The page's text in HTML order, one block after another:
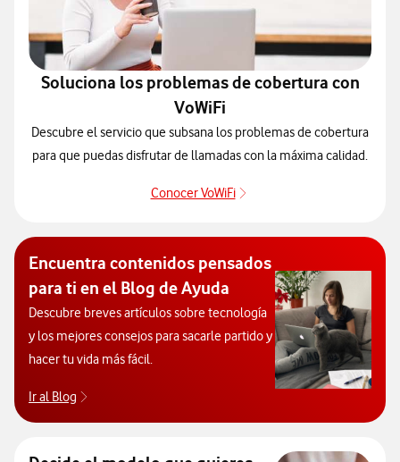
Soluciona los problemas de cobertura con
VoWiFi
Descubre el servicio que subsana los problemas de cobertura
para que puedas disfrutar de llamadas con la máxima calidad.
Conocer VoWiFi
Encuentra contenidos pensados
para ti en el Blog de Ayuda
Descubre breves artículos sobre tecnología
y los mejores consejos para sacarle partido y
hacer tu vida más fácil.
Ir al Blog